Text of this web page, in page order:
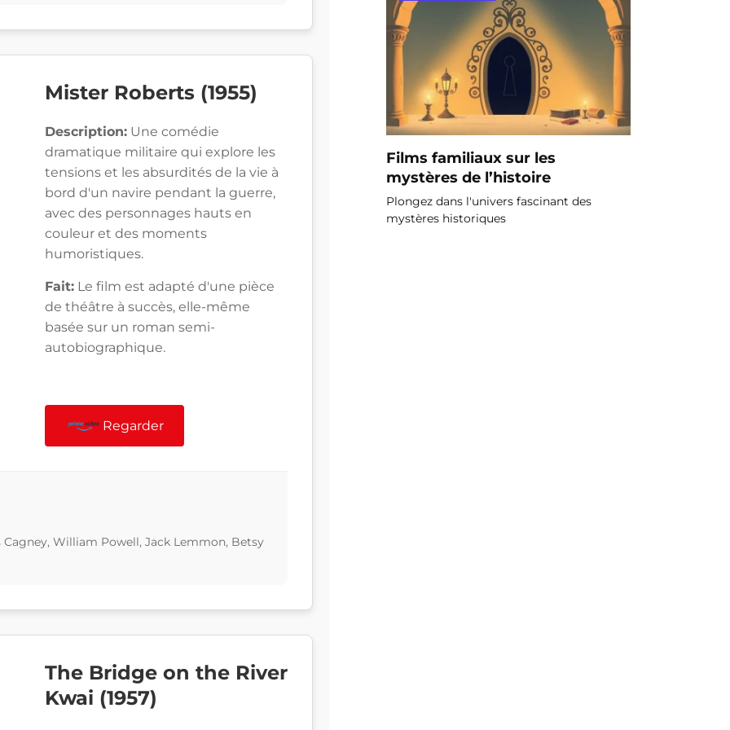
Mister Roberts (1955)
Description: Une comédie
dramatique militaire qui explore les
tensions et les absurdités de la vie à
bord d'un navire pendant la guerre,
avec des personnages hauts en
couleur et des moments
humoristiques.
Fait: Le film est adapté d'une pièce
de théâtre à succès, elle-même
basée sur un roman semi-
autobiographique.
Regarder
Cagney, William Powell, Jack Lemmon, Betsy
The Bridge on the River
Kwai (1957)
Films familiaux sur les
mystères de l’histoire
Plongez dans l'univers fascinant des
mystères historiques